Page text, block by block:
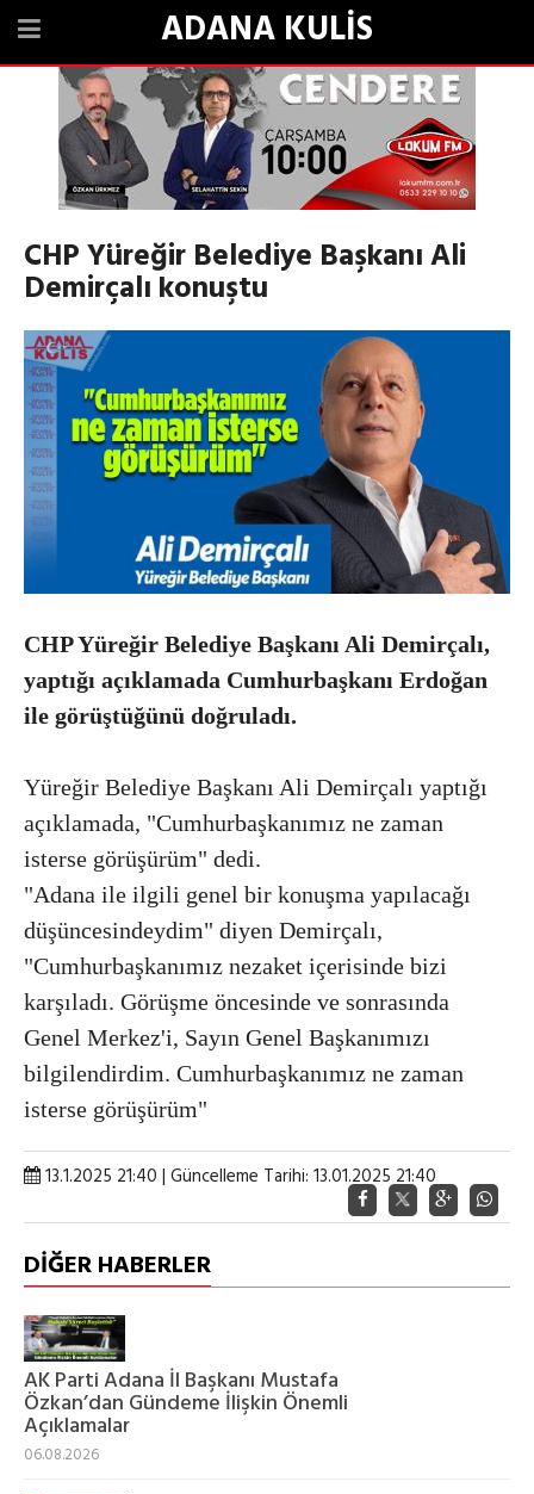
ADANA KULİS
CHP Yüreğir Belediye Başkanı Ali
Demirçalı konuştu
CHP Yüreğir Belediye Başkanı Ali Demirçalı,
yaptığı açıklamada Cumhurbaşkanı Erdoğan
ile görüştüğünü doğruladı.
Yüreğir Belediye Başkanı Ali Demirçalı yaptığı
açıklamada, "Cumhurbaşkanımız ne zaman
isterse görüşürüm" dedi.
"Adana ile ilgili genel bir konuşma yapılacağı
düşüncesindeydim" diyen Demirçalı,
"Cumhurbaşkanımız nezaket içerisinde bizi
karşıladı. Görüşme öncesinde ve sonrasında
Genel Merkez'i, Sayın Genel Başkanımızı
bilgilendirdim. Cumhurbaşkanımız ne zaman
isterse görüşürüm"
13.1.2025 21:40 | Güncelleme Tarihi: 13.01.2025 21:40
DİĞER HABERLER
AK Parti Adana İl Başkanı Mustafa
Özkan’dan Gündeme İlişkin Önemli
Açıklamalar
06.08.2026